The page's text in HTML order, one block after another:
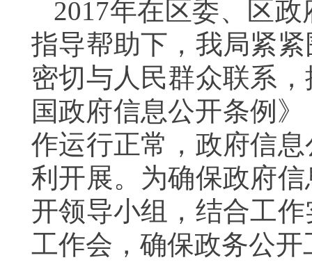
2017年在区委、区
指导帮助下，我局紧
密切与人民群众联系
国政府信息公开条例
作运行正常，政府信
利开展。 为确保政府
开领导小组，结合工
工作会 ， 确保政务公